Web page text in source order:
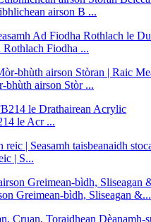
airson B ...
Fiodha ...
bhùth airson Stòr ...
le Acr ...
| S...
Greimean-bìdh, Sliseagan &...